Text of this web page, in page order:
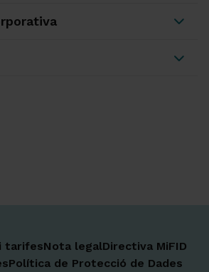
tarifesNota legalDirectiva MiFID
Política de Protecció de Dades